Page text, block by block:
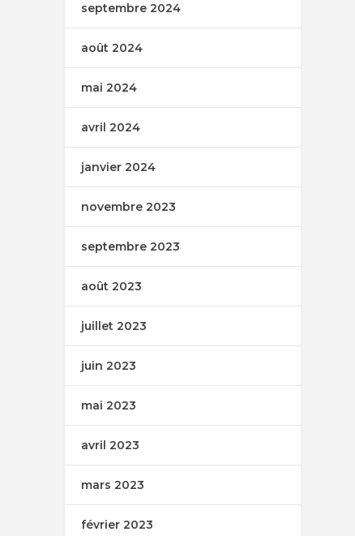
septembre 2024
août 2024
mai 2024
avril 2024
janvier 2024
novembre 2023
septembre 2023
août 2023
juillet 2023
juin 2023
mai 2023
avril 2023
mars 2023
février 2023